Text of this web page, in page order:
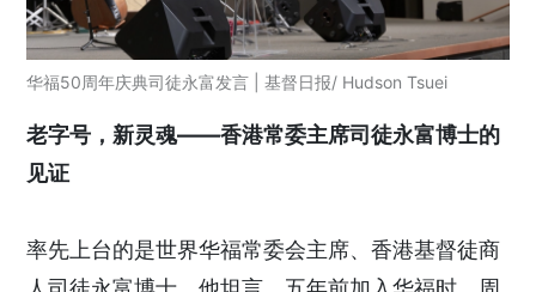
华福50周年庆典司徒永富发言 | 基督日报/ Hudson Tsuei
老字号，新灵魂——香港常委主席司徒永富博士的
见证
率先上台的是世界华福常委会主席、香港基督徒商